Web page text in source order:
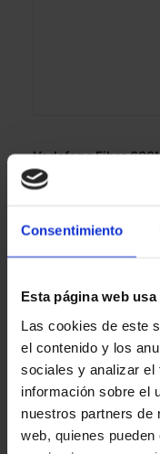
Consentimiento
Esta página web
Las cookies de este
el contenido y los
sociales y analizar el
información sobre el
nuestros partners de
web, quienes
Vodafone Fibra
canales